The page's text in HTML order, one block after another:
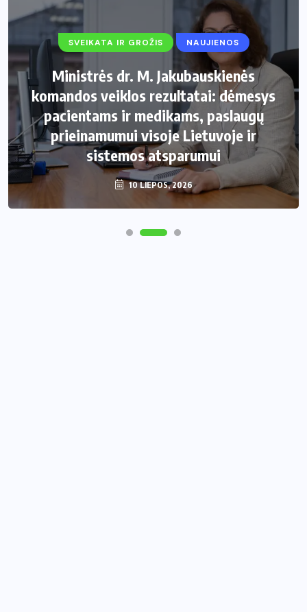
SVEIKATA IR GROŽIS NAUJIENOS
Ministrės dr. M. Jakubauskienės
komandos veiklos rezultatai: dėmesys
pacientams ir medikams, paslaugų
prieinamumui visoje Lietuvoje ir
sistemos atsparumui
10 LIEPOS, 2026